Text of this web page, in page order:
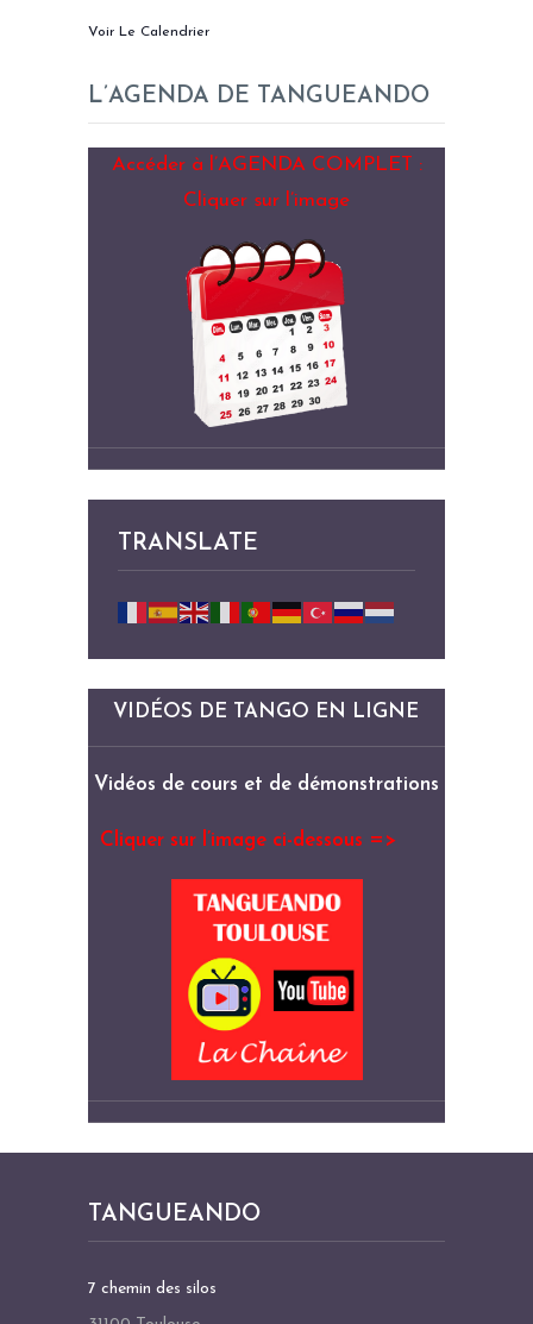
Voir Le Calendrier
L’AGENDA DE TANGUEANDO
Accéder à l’AGENDA COMPLET :
Cliquer sur l’image
TRANSLATE
VIDÉOS DE TANGO EN LIGNE
Vidéos de cours et de démonstrations
Cliquer sur l’image ci-dessous =>
TANGUEANDO
7 chemin des silos